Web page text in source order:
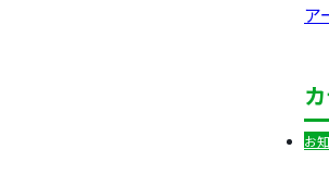
ア
お